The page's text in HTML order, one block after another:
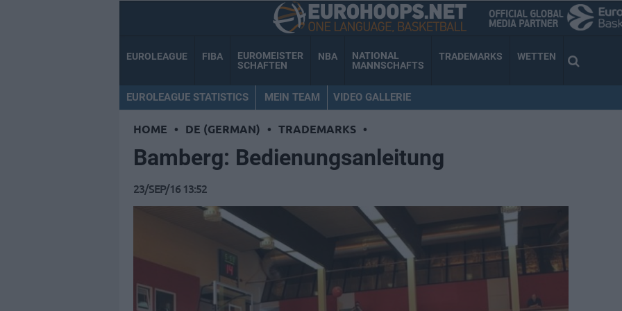
EUROLEAGUE FIBA
EUROMEISTER
SCHAFTEN
NBA
NATIONAL
MANNSCHAFTS
TRADEMARKS WETTEN
EUROLEAGUE STATISTICS MEIN TEAM VIDEO GALLERIE
HOME • DE (GERMAN) • TRADEMARKS •
Bamberg: Bedienungsanleitung
23/SEP/16 13:52